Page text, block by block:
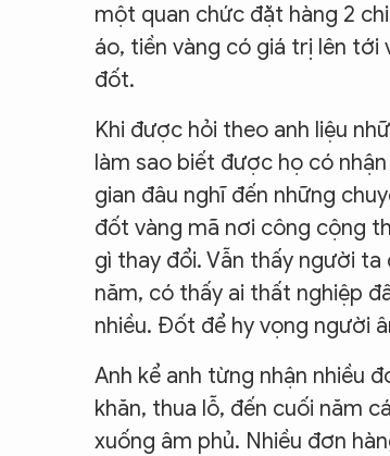
một quan chức đặt hàng 2
áo, tiền vàng có giá trị lên
đốt.
Khi được hỏi theo anh liệu
làm sao biết được họ có
gian đâu nghĩ đến những
đốt vàng mã nơi công cộng
gì thay đổi. Vẫn thấy người
năm, có thấy ai thất nghiệp
nhiều. Đốt để hy vọng người
Anh kể anh từng nhận nhiều
khăn, thua lỗ, đến cuối năm
xuống âm phủ. Nhiều đơn